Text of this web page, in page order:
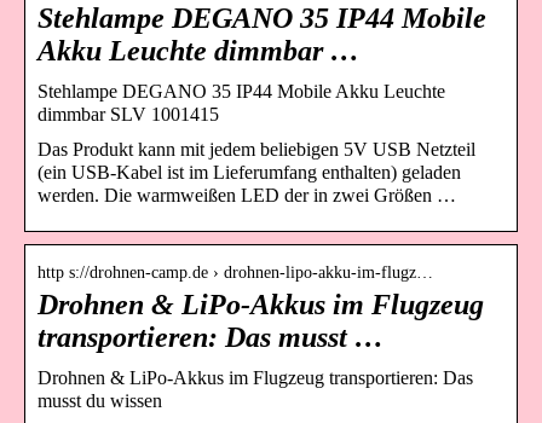
Stehlampe DEGANO 35 IP44 Mobile
Akku Leuchte dimmbar …
Stehlampe DEGANO 35 IP44 Mobile Akku Leuchte
dimmbar SLV 1001415
Das Produkt kann mit jedem beliebigen 5V USB Netzteil
(ein USB-Kabel ist im Lieferumfang enthalten) geladen
werden. Die warmweißen LED der in zwei Größen …
http s://drohnen-camp.de › drohnen-lipo-akku-im-flugz…
Drohnen & LiPo-Akkus im Flugzeug
transportieren: Das musst …
Drohnen & LiPo-Akkus im Flugzeug transportieren: Das
musst du wissen